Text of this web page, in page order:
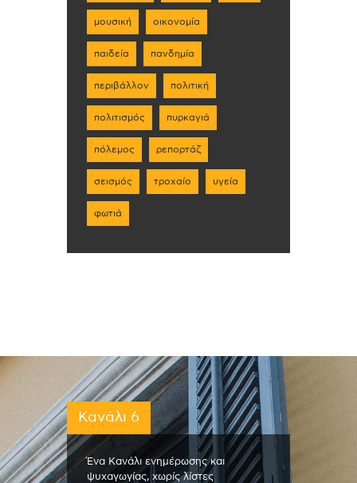
μουσική οικονομία
παιδεία πανδημία
περιβάλλον πολιτική
πολιτισμός πυρκαγιά
πόλεμος ρεπορτάζ
σεισμός τροχαίο υγεία
φωτιά
Κανάλι 6
Ένα Κανάλι ενημέρωσης και
ψυχαγωγίας, χωρίς λίστες